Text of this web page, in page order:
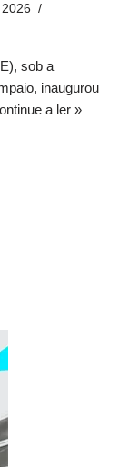
sob a
inaugurou
a ler »